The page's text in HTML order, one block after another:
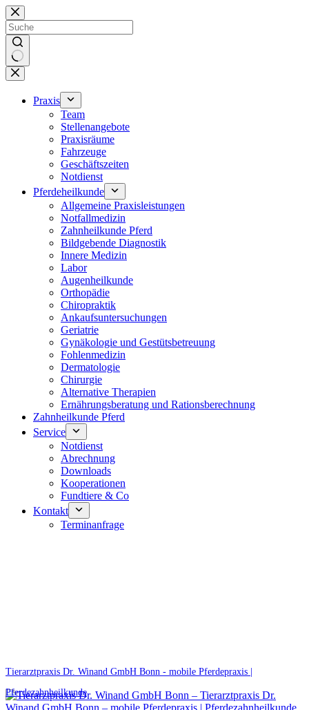
Zum
Inhalt
springen
Keine
Ergebnisse
Praxis
Team
Stellenangebote
Praxisräume
Fahrzeuge
Geschäftszeiten
Notdienst
Pferdeheilkunde
Allgemeine Praxisleistungen
Notfallmedizin
Zahnheilkunde Pferd
Bildgebende Diagnostik
Innere Medizin
Labor
Augenheilkunde
Orthopädie
Chiropraktik
Ankaufsuntersuchungen
Geriatrie
Gynäkologie und Gestütsbetreuung
Fohlenmedizin
Dermatologie
Chirurgie
Alternative Therapien
Ernährungsberatung und Rationsberechnung
Zahnheilkunde Pferd
Service
Notdienst
Abrechnung
Downloads
Kooperationen
Fundtiere & Co
Kontakt
Terminanfrage
Tierarztpraxis Dr. Winand GmbH Bonn - mobile Pferdepraxis |
Pferdezahnheilkunde